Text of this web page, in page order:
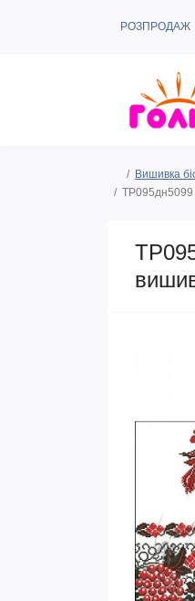
РОЗПРОДАЖ
Вишивка
ТР095дн5099